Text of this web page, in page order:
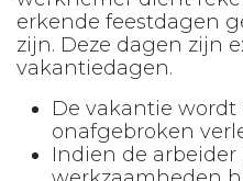
erkende feestdagen
zijn. Deze dagen zijn
vakantiedagen.
De vakantie wordt
onafgebroken
Indien de